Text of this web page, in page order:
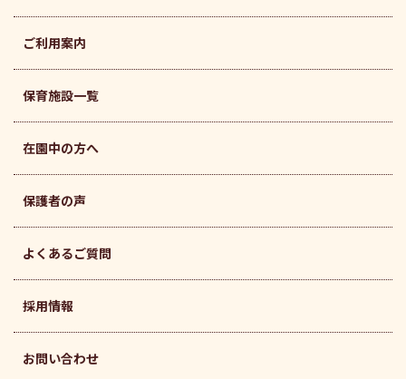
ご利用案内
保育施設一覧
在園中の方へ
保護者の声
よくあるご質問
採用情報
お問い合わせ